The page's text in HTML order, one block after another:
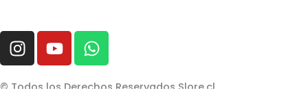
I
n
s
t
Y
o
u
t
W
h
a
t
© Todos los Derechos Reservados Slore.cl